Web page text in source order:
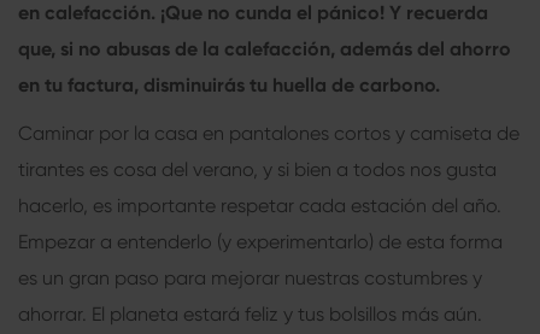
en calefacción. ¡Que no cunda el pánico! Y recuerda
que, si no abusas de la calefacción, además del ahorro
en tu factura, disminuirás tu huella de carbono.
Caminar por la casa en pantalones cortos y camiseta de
tirantes es cosa del verano, y si bien a todos nos gusta
hacerlo, es importante respetar cada estación del año.
Empezar a entenderlo (y experimentarlo) de esta forma
es un gran paso para mejorar nuestras costumbres y
ahorrar. El planeta estará feliz y tus bolsillos más aún.